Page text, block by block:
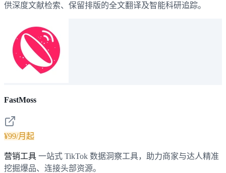
供深度文献检索、保留排版的全文翻译及智能科研追踪。
FastMoss
¥99/月起
营销工具 一站式 TikTok 数据洞察工具，助力商家与达人精准
挖掘爆品、连接头部资源。